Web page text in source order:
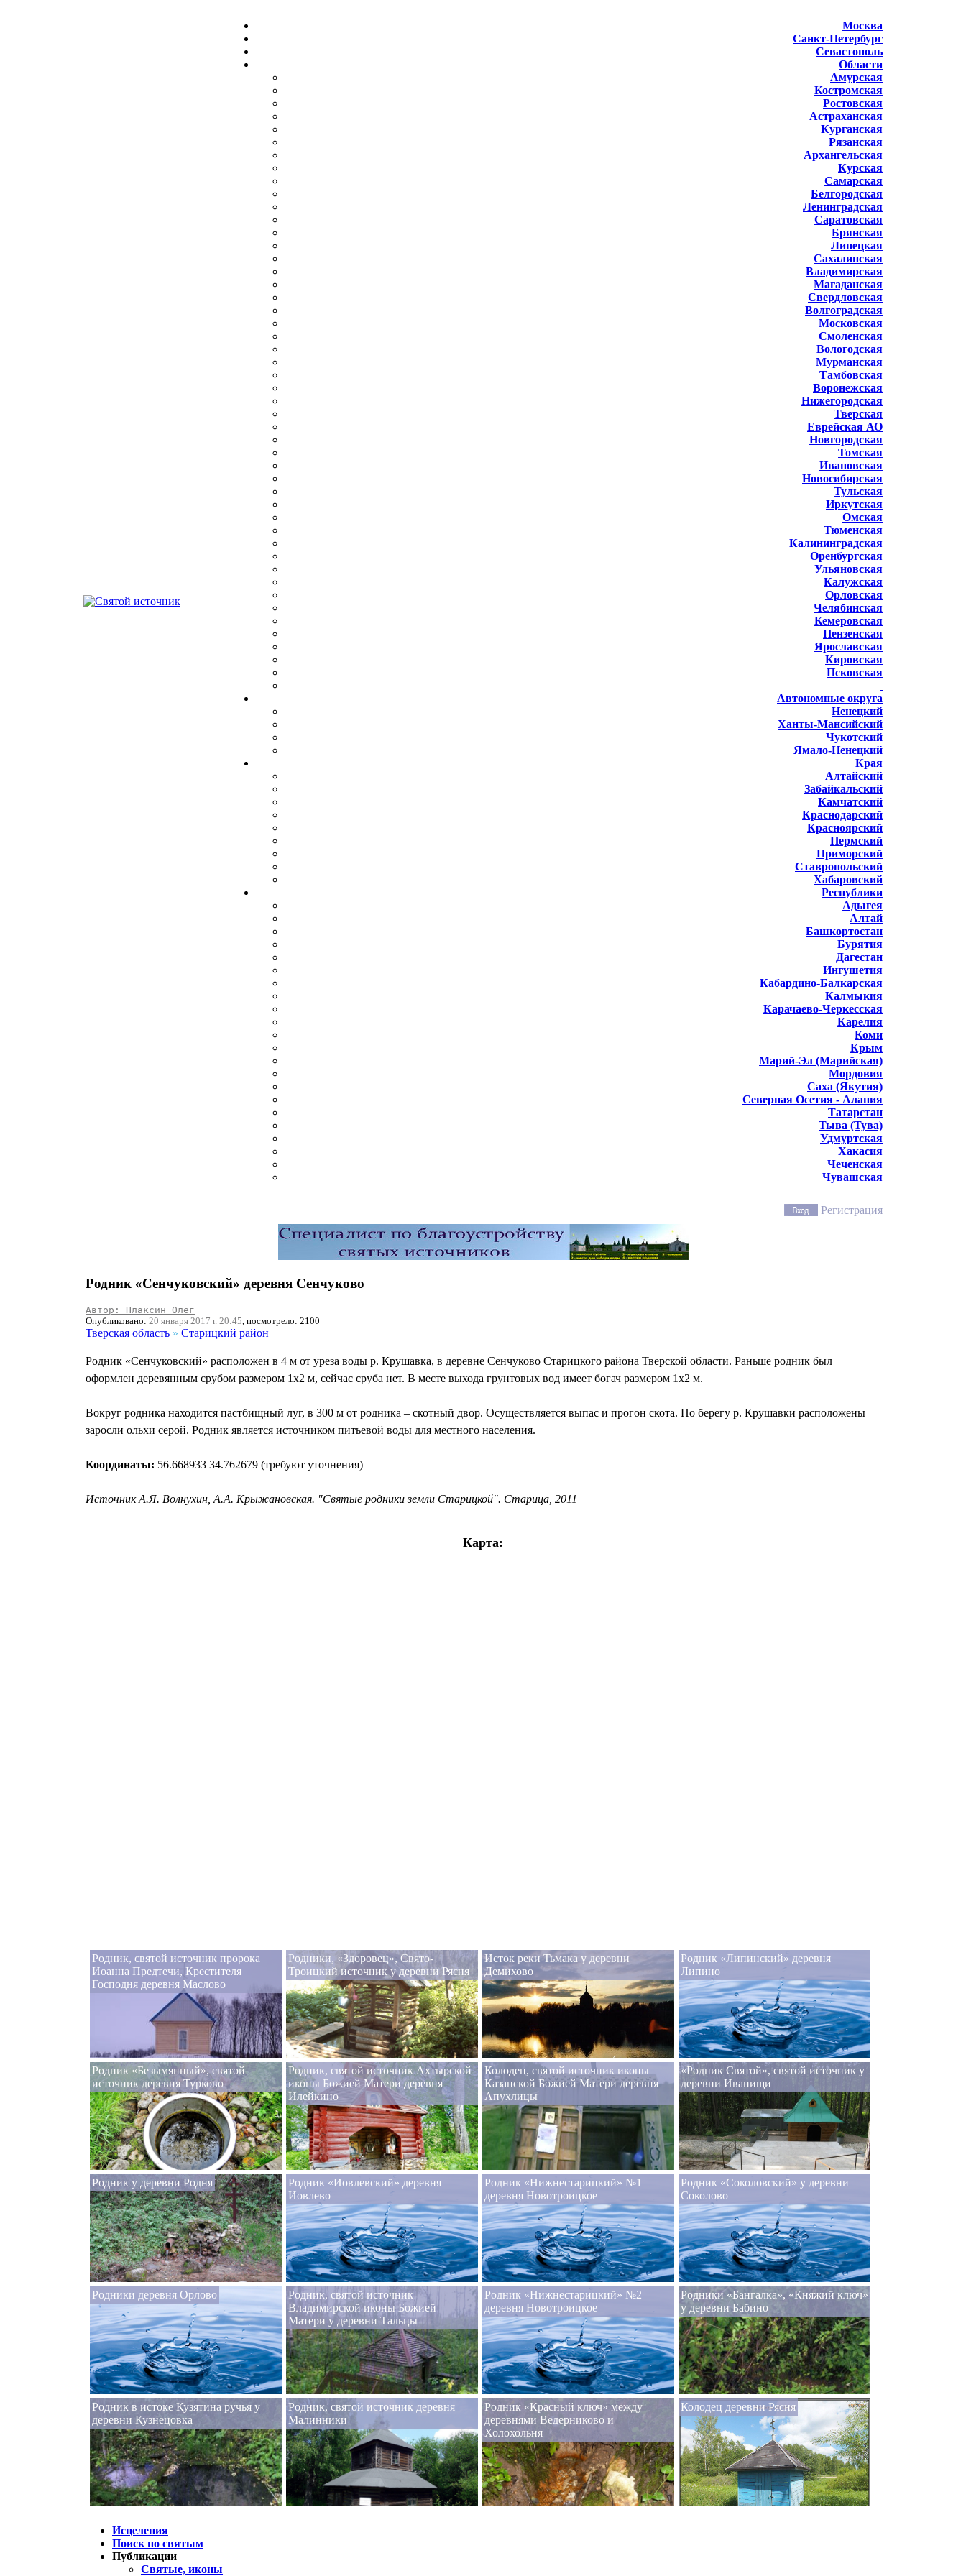
Москва
Санкт-Петербург
Севастополь
Области
Амурская
Костромская
Ростовская
Астраханская
Курганская
Рязанская
Архангельская
Курская
Самарская
Белгородская
Ленинградская
Саратовская
Брянская
Липецкая
Сахалинская
Владимирская
Магаданская
Свердловская
Волгоградская
Московская
Смоленская
Вологодская
Мурманская
Тамбовская
Воронежская
Нижегородская
Тверская
Еврейская АО
Новгородская
Томская
Ивановская
Новосибирская
Тульская
Иркутская
Омская
Тюменская
Калининградская
Оренбургская
Ульяновская
Калужская
Орловская
Челябинская
Кемеровская
Пензенская
Ярославская
Кировская
Псковская
Автономные округа
Ненецкий
Ханты-Мансийский
Чукотский
Ямало-Ненецкий
Края
Алтайский
Забайкальский
Камчатский
Краснодарский
Красноярский
Пермский
Приморский
Ставропольский
Хабаровский
Республики
Адыгея
Алтай
Башкортостан
Бурятия
Дагестан
Ингушетия
Кабардино-Балкарская
Калмыкия
Карачаево-Черкесская
Карелия
Коми
Крым
Марий-Эл (Марийская)
Мордовия
Саха (Якутия)
Северная Осетия - Алания
Татарстан
Тыва (Тува)
Удмуртская
Хакасия
Чеченская
Чувашская
Регистрация
Родник «Сенчуковский» деревня Сенчуково
Автор: Плаксин Олег
Опубликовано: 20 января 2017 г. 20:45, посмотрело: 2100
Тверская область » Старицкий район
Родник «Сенчуковский» расположен в 4 м от уреза воды р. Крушавка, в деревне Сенчуково Старицкого района Тверской области. Раньше родник был
оформлен деревянным срубом размером 1x2 м, сейчас сруба нет. В месте выхода грунтовых вод имеет богач размером 1x2 м.
Вокруг родника находится пастбищный луг, в 300 м от родника – скотный двор. Осуществляется выпас и прогон скота. По берегу р. Крушавки расположены
заросли ольхи серой. Родник является источником питьевой воды для местного населения.
Координаты: 56.668933 34.762679 (требуют уточнения)
Источник А.Я. Волнухин, А.А. Крыжановская. "Святые родники земли Старицкой". Старица, 2011
Карта:
Родник, святой источник пророка
Иоанна Предтечи, Крестителя
Господня деревня Маслово
Родники, «Здоровец», Свято-
Троицкий источник у деревни Рясня
Исток реки Тьмака у деревни
Демихово
Родник «Липинский» деревня
Липино
Родник «Безымянный», святой
источник деревня Турково
Родник, святой источник Ахтырской
иконы Божией Матери деревня
Илейкино
Колодец, святой источник иконы
Казанской Божией Матери деревня
Апухлицы
«Родник Святой», святой источник у
деревни Иванищи
Родник у деревни Родня
Родник «Иовлевский» деревня
Иовлево
Родник «Нижнестарицкий» №1
деревня Новотроицкое
Родник «Соколовский» у деревни
Соколово
Родники деревня Орлово
Родник, святой источник
Владимирской иконы Божией
Матери у деревни Тальцы
Родник «Нижнестарицкий» №2
деревня Новотроицкое
Родники «Бангалка», «Княжий ключ»
у деревни Бабино
Родник в истоке Кузятина ручья у
деревни Кузнецовка
Родник, святой источник деревня
Малинники
Родник «Красный ключ» между
деревнями Ведерниково и
Холохольня
Колодец деревни Рясня
Исцеления
Поиск по святым
Публикации
Святые, иконы